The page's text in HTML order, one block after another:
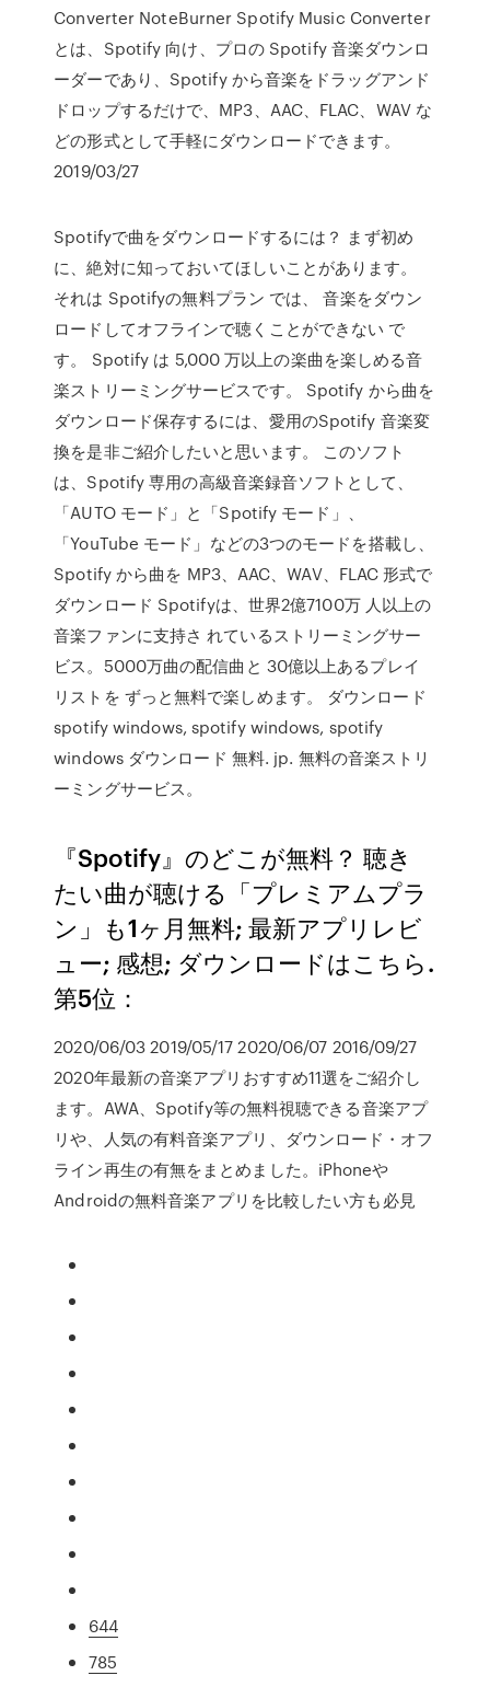
Converter NoteBurner Spotify Music Converter
とは、Spotify 向け、プロの Spotify 音楽ダウンロ
ーダーであり、Spotify から音楽をドラッグアンド
ドロップするだけで、MP3、AAC、FLAC、WAV な
どの形式として手軽にダウンロードできます。
2019/03/27
Spotifyで曲をダウンロードするには？ まず初め
に、絶対に知っておいてほしいことがあります。
それは Spotifyの無料プラン では、 音楽をダウン
ロードしてオフラインで聴くことができない で
す。 Spotify は 5,000 万以上の楽曲を楽しめる音
楽ストリーミングサービスです。 Spotify から曲を
ダウンロード保存するには、愛用のSpotify 音楽変
換を是非ご紹介したいと思います。 このソフト
は、Spotify 専用の高級音楽録音ソフトとして、
「AUTO モード」と「Spotify モード」、
「YouTube モード」などの3つのモードを搭載し、
Spotify から曲を MP3、AAC、WAV、FLAC 形式で
ダウンロード Spotifyは、世界2億7100万 人以上の
音楽ファンに支持さ れているストリーミングサー
ビス。5000万曲の配信曲と 30億以上あるプレイ
リストを ずっと無料で楽しめます。 ダウンロード
spotify windows, spotify windows, spotify
windows ダウンロード 無料. jp. 無料の音楽ストリ
ーミングサービス。
『Spotify』のどこが無料？ 聴き
たい曲が聴ける「プレミアムプラ
ン」も1ヶ月無料; 最新アプリレビ
ュー; 感想; ダウンロードはこちら.
第5位：
2020/06/03 2019/05/17 2020/06/07 2016/09/27
2020年最新の音楽アプリおすすめ11選をご紹介し
ます。AWA、Spotify等の無料視聴できる音楽アプ
リや、人気の有料音楽アプリ、ダウンロード・オフ
ライン再生の有無をまとめました。iPhoneや
Androidの無料音楽アプリを比較したい方も必見
644
785